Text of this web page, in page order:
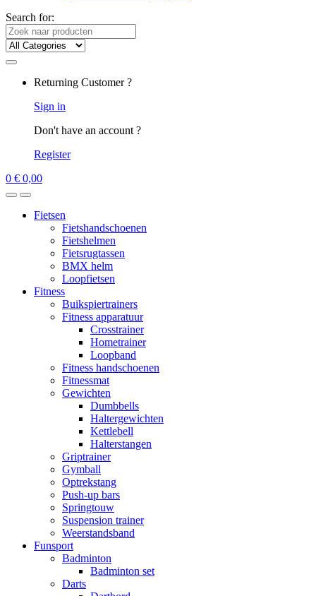
Search for:
Returning Customer ?
Sign in
Don't have an account ?
Register
0 € 0,00
Fietsen
Fietshandschoenen
Fietshelmen
Fietsrugtassen
BMX helm
Loopfietsen
Fitness
Buikspiertrainers
Fitness apparatuur
Crosstrainer
Hometrainer
Loopband
Fitness handschoenen
Fitnessmat
Gewichten
Dumbbells
Haltergewichten
Kettlebell
Halterstangen
Griptrainer
Gymball
Optrekstang
Push-up bars
Springtouw
Suspension trainer
Weerstandsband
Funsport
Badminton
Badminton set
Darts